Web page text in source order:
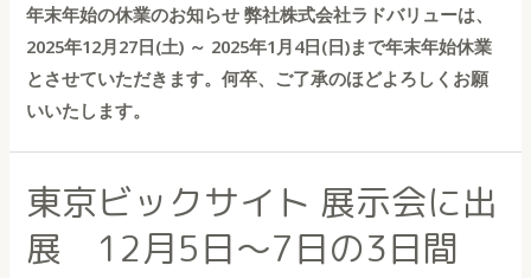
年末年始の休業のお知らせ 弊社株式会社ラドバリューは、
2025年12月27日(土) ～ 2025年1月4日(日)まで年末年始休業
とさせていただきます。何卒、ご了承のほどよろしくお願
いいたします。
東京ビックサイト 展示会に出
展 12月5日～7日の3日間